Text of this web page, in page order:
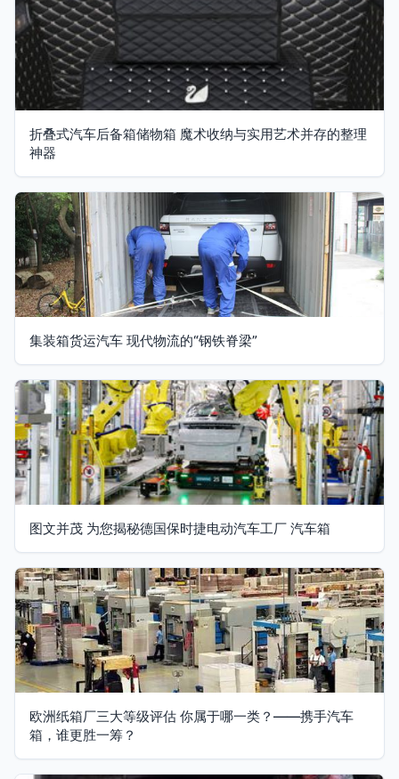
折叠式汽车后备箱储物箱 魔术收纳与实用艺术并存的整理
神器
集装箱货运汽车 现代物流的“钢铁脊梁”
图文并茂 为您揭秘德国保时捷电动汽车工厂 汽车箱
欧洲纸箱厂三大等级评估 你属于哪一类？——携手汽车
箱，谁更胜一筹？